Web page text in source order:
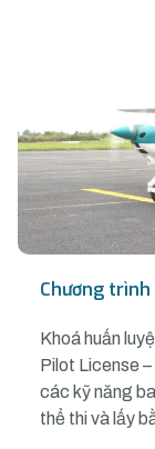
Chương
Khoá huấn
Pilot License
các kỹ năng
thể thi và lấy